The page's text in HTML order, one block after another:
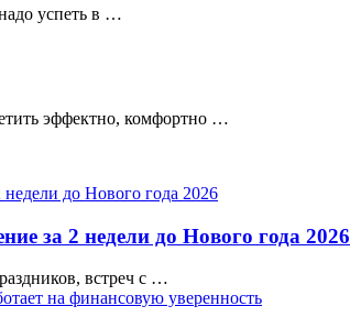
успеть в …
эффектно, комфортно …
за 2 недели до Нового года 2026
встреч с …